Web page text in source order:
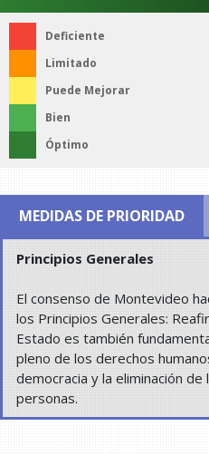
Deficiente
Limitado
Puede Mejorar
Bien
Óptimo
MEDIDAS DE PRIORIDAD
Principios Generales
El consenso de Montevideo
los Principios Generales:
Estado es también
pleno de los derechos
democracia y la eliminación
personas.